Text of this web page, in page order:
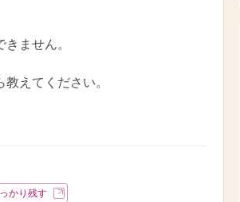
ません。
えてください。
かり残す